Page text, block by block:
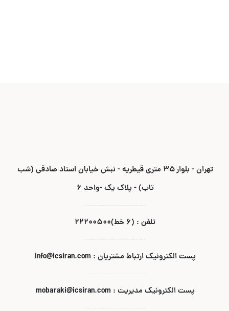
تهران - بلوار ۳۵ متری قیطریه - نبش خیابان استاد صادقی (شب
تاب) - پلاک یک -واحد ۶
تلفن : (۶ خط)۲۲۲۰۰۵۰۰
پست الکترونیک ارتباط مشتریان : info@icsiran.com
پست الکترونیک مدیریت : mobaraki@icsiran.com